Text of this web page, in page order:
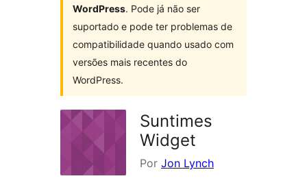
WordPress. Pode já não ser
suportado e pode ter problemas de
compatibilidade quando usado com
versões mais recentes do
WordPress.
Suntimes
Widget
Por Jon Lynch